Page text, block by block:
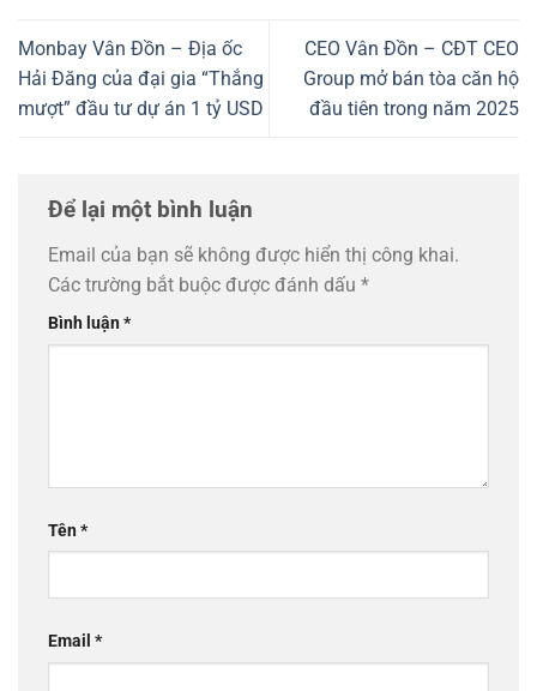
Monbay Vân Đồn – Địa ốc
Hải Đăng của đại gia “Thắng
mượt” đầu tư dự án 1 tỷ USD
CEO Vân Đồn – CĐT CEO
Group mở bán tòa căn hộ
đầu tiên trong năm 2025
Để lại một bình luận
Email của bạn sẽ không được hiển thị công khai.
Các trường bắt buộc được đánh dấu *
Bình luận*
Tên*
Email *